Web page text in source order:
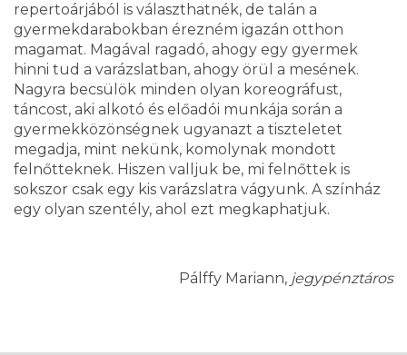
repertoárjából is választhatnék, de talán a
gyermekdarabokban érezném igazán otthon
magamat. Magával ragadó, ahogy egy gyermek
hinni tud a varázslatban, ahogy örül a mesének.
Nagyra becsülök minden olyan koreográfust,
táncost, aki alkotó és előadói munkája során a
gyermekközönségnek ugyanazt a tiszteletet
megadja, mint nekünk, komolynak mondott
felnőtteknek. Hiszen valljuk be, mi felnőttek is
sokszor csak egy kis varázslatra vágyunk. A színház
egy olyan szentély, ahol ezt megkaphatjuk.
Pálffy Mariann, jegypénztáros